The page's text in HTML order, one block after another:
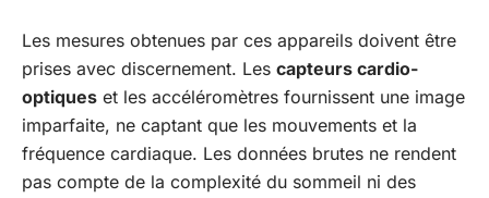
Les mesures obtenues par ces appareils doivent être
prises avec discernement. Les capteurs cardio-
optiques et les accéléromètres fournissent une image
imparfaite, ne captant que les mouvements et la
fréquence cardiaque. Les données brutes ne rendent
pas compte de la complexité du sommeil ni des